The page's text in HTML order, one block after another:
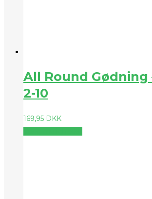
All Round Gødning
2-10
169,95 DKK